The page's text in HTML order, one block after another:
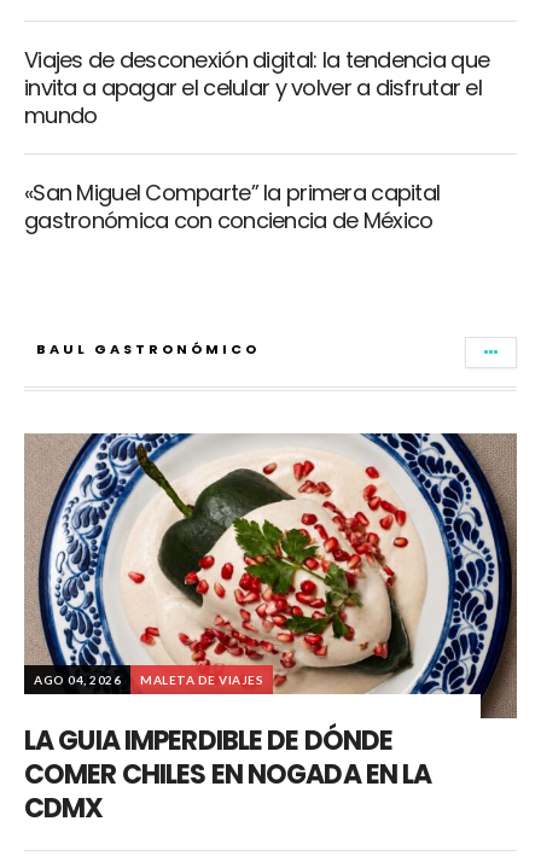
Viajes de desconexión digital: la tendencia que
invita a apagar el celular y volver a disfrutar el
mundo
«San Miguel Comparte” la primera capital
gastronómica con conciencia de México
BAUL GASTRONÓMICO
AGO 04, 2026 MALETA DE VIAJES
LA GUIA IMPERDIBLE DE DÓNDE
COMER CHILES EN NOGADA EN LA
CDMX